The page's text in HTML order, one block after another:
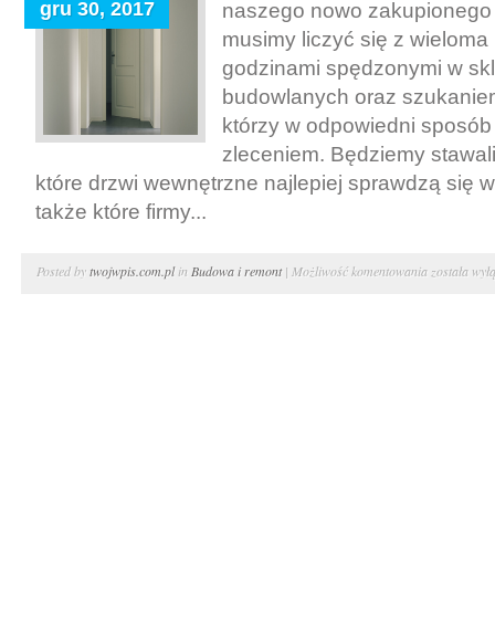
remontowe
gru 30, 2017
naszego nowo
musimy liczyć się z wieloma
godzinami spędzonymi w
budowlanych oraz
którzy w odpowiedni
zleceniem. Będziemy
które drzwi wewnętrzne najlepiej sprawdzą się
także które firmy...
Posted bytwojwpis.com.plin Budowa i remont| Możliwość komentowania została